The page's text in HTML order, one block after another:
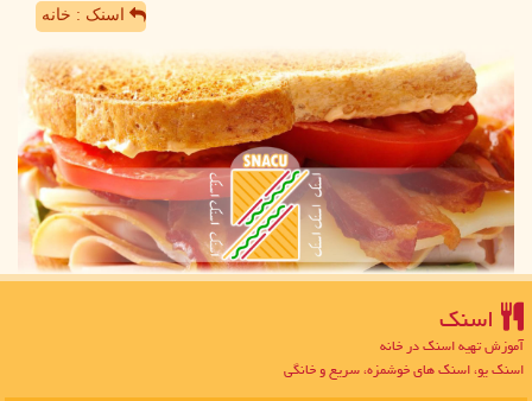
اسنک : خانه
اسنك
آموزش تهیه اسنک در خانه
اسنک یو، اسنک های خوشمزه، سریع و خانگی